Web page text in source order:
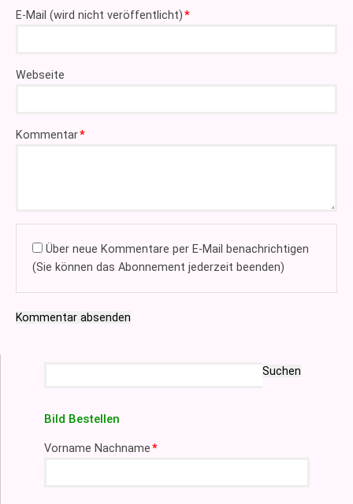
Pflichtfeld
E-Mail (wird nicht veröffentlicht)*
Webseite
Pflichtfeld
Kommentar*
Über neue Kommentare per E-Mail benachrichtigen
(Sie können das Abonnement jederzeit beenden)
Kommentar absenden
Suchen
Bild Bestellen
Pflichtfeld
Vorname Nachname*